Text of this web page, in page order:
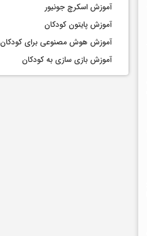
آموزش اسکرچ جونیور
آموزش پایتون کودکان
آموزش هوش مصنوعی برای کودکان
آموزش بازی سازی به کودکان